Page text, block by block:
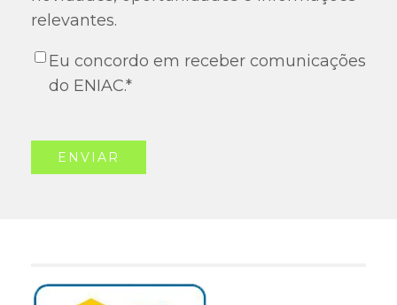
relevantes.
Eu concordo em receber comunicações
do ENIAC.*